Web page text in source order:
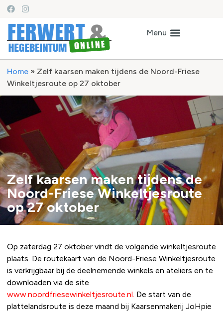
Home » Zelf kaarsen maken tijdens de Noord-Friese
Winkeltjesroute op 27 oktober
Zelf kaarsen maken tijdens de
Noord-Friese Winkeltjesroute
op 27 oktober
Op zaterdag 27 oktober vindt de volgende winkeltjesroute
plaats. De routekaart van de Noord-Friese Winkeltjesroute
is verkrijgbaar bij de deelnemende winkels en ateliers en te
downloaden via de site
www.noordfriesewinkeltjesroute.nl. De start van de
plattelandsroute is deze maand bij Kaarsenmakerij JoHpie